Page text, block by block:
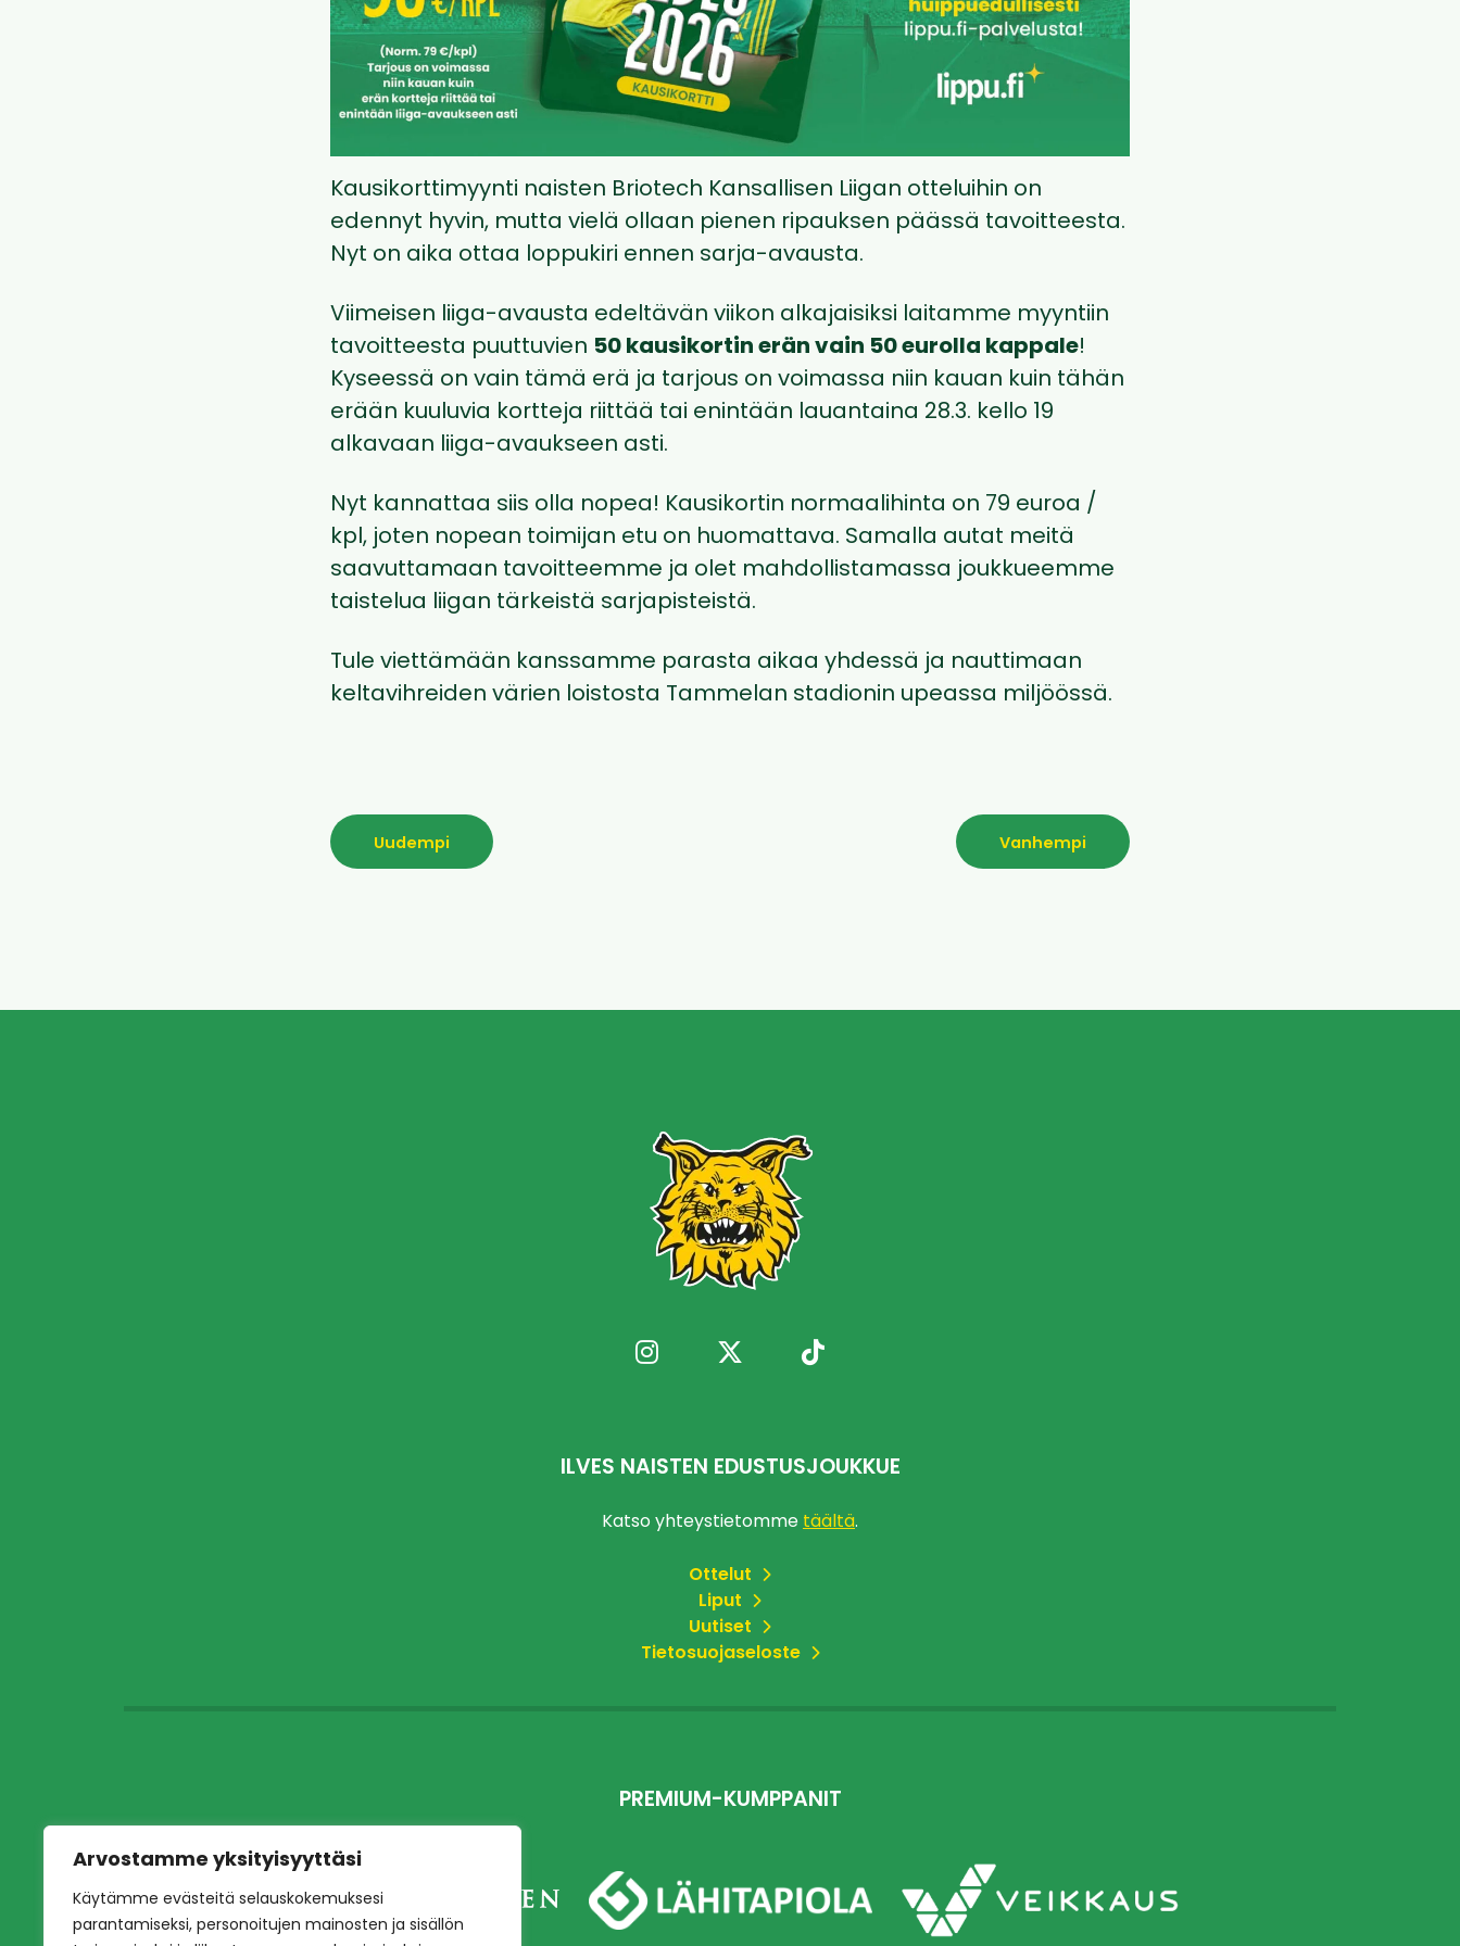
Arvostamme yksityisyyttäsi
Käytämme evästeitä selauskokemuksesi
parantamiseksi, personoitujen mainosten ja sisällön
Kausikorttimyynti naisten Briotech Kansallisen Liigan otteluihin on
edennyt hyvin, mutta vielä ollaan pienen ripauksen päässä tavoitteesta.
Nyt on aika ottaa loppukiri ennen sarja-avausta.
Viimeisen liiga-avausta edeltävän viikon alkajaisiksi laitamme myyntiin
tavoitteesta puuttuvien 50 kausikortin erän vain 50 eurolla kappale!
Kyseessä on vain tämä erä ja tarjous on voimassa niin kauan kuin tähän
erään kuuluvia kortteja riittää tai enintään lauantaina 28.3. kello 19
alkavaan liiga-avaukseen asti.
Nyt kannattaa siis olla nopea! Kausikortin normaalihinta on 79 euroa /
kpl, joten nopean toimijan etu on huomattava. Samalla autat meitä
saavuttamaan tavoitteemme ja olet mahdollistamassa joukkueemme
taistelua liigan tärkeistä sarjapisteistä.
Tule viettämään kanssamme parasta aikaa yhdessä ja nauttimaan
keltavihreiden värien loistosta Tammelan stadionin upeassa miljöössä.
Vanhempi
Uudempi
ILVES NAISTEN EDUSTUSJOUKKUE
Katso yhteystietomme täältä.
Ottelut
Liput
Uutiset
Tietosuojaseloste
PREMIUM-KUMPPANIT